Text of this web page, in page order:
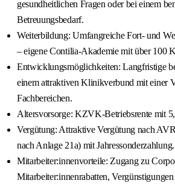
gesundheitlichen Fragen oder bei einem
Betreuungsbedarf.
Weiterbildung: Umfangreiche Fort‑ und
– eigene Contilia‑Akademie mit über 100
Entwicklungsmöglichkeiten: Langfristige
einem attraktiven Klinikverbund mit einer
Fachbereichen.
Altersvorsorge: KZVK-Betriebsrente mit
Vergütung: Attraktive Vergütung nach
nach Anlage 21a) mit Jahressonderzahlung.
Mitarbeiter:innenvorteile: Zugang zu
Mitarbeiter:innenrabatten,